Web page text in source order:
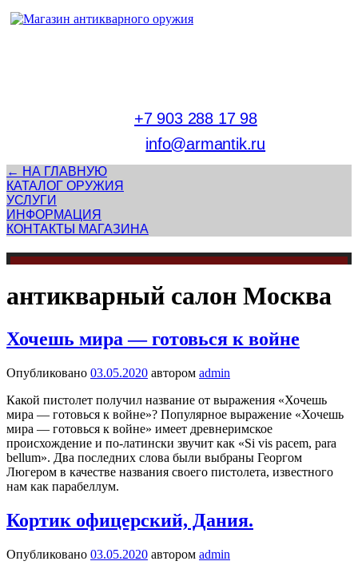
+7 903 288 17 98
info@armantik.ru
← НА ГЛАВНУЮ
КАТАЛОГ ОРУЖИЯ
УСЛУГИ
ИНФОРМАЦИЯ
КОНТАКТЫ МАГАЗИНА
антикварный салон Москва
Хочешь мира — готовься к войне
Опубликовано 03.05.2020 автором admin
Какой пистолет получил название от выражения «Хочешь
мира — готовься к войне»? Популярное выражение «Хочешь
мира — готовься к войне» имеет древнеримское
происхождение и по-латински звучит как «Si vis pacem, para
bellum». Два последних слова были выбраны Георгом
Люгером в качестве названия своего пистолета, известного
нам как парабеллум.
Кортик офицерский, Дания.
Опубликовано 03.05.2020 автором admin